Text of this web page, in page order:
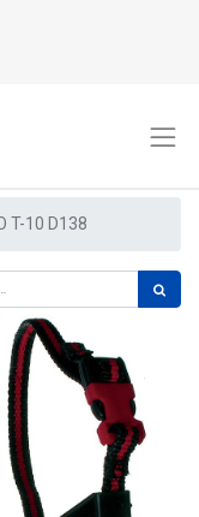
T-10 D138